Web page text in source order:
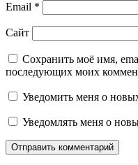
Email *
Сайт
Сохранить моё имя,
последующих моих
Уведомить меня о
Уведомлять меня о